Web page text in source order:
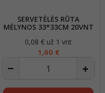
SERVETĖLĖS RŪTA
MĖLYNOS 33*33CM 20VNT
Kaina
0,08 € už 1 vnt
1,60 €